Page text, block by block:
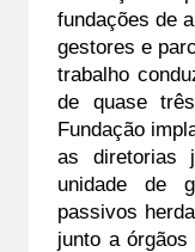
fundações de
gestores e
trabalho
de quase
Fundação
as diretorias
unidade de
passivos
junto a